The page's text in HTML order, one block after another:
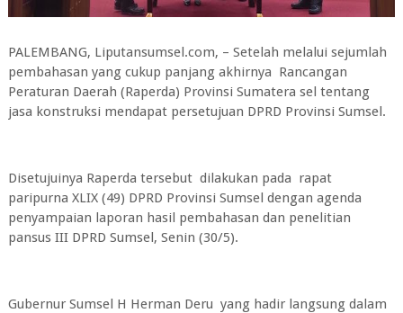
PALEMBANG, Liputansumsel.com, – Setelah melalui sejumlah
pembahasan yang cukup panjang akhirnya Rancangan
Peraturan Daerah (Raperda) Provinsi Sumatera sel tentang
jasa konstruksi mendapat persetujuan DPRD Provinsi Sumsel.
Disetujuinya Raperda tersebut dilakukan pada rapat
paripurna XLIX (49) DPRD Provinsi Sumsel dengan agenda
penyampaian laporan hasil pembahasan dan penelitian
pansus III DPRD Sumsel, Senin (30/5).
Gubernur Sumsel H Herman Deru yang hadir langsung dalam